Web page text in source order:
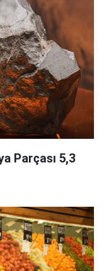
Parçası 5,3